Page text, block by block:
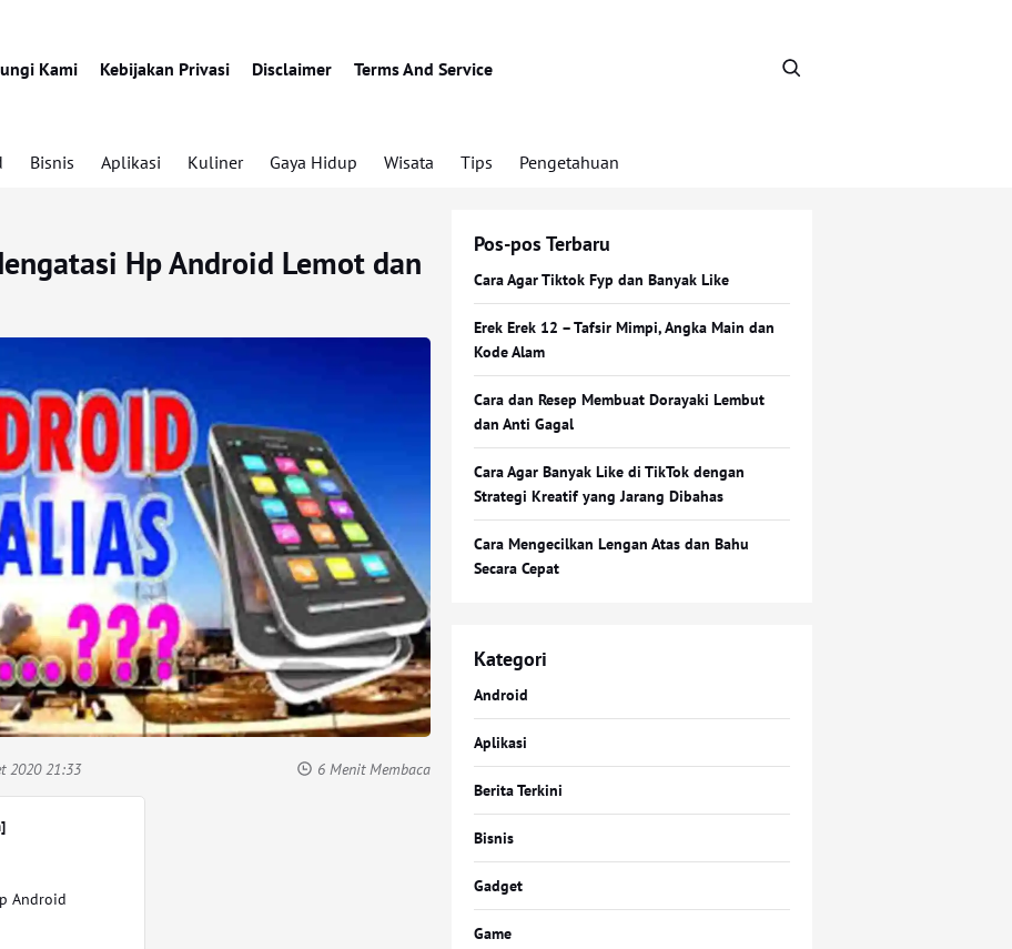
Kami Kebijakan Privasi Disclaimer Terms And Service
Bisnis Aplikasi Kuliner Gaya Hidup Wisata Tips Pengetahuan
Hp Android Lemot dan
2020 21:33 6 Menit Membaca
Android
Pos-pos Terbaru
Cara Agar Tiktok Fyp dan Banyak Like
Erek Erek 12 – Tafsir Mimpi, Angka Main dan
Kode Alam
Cara dan Resep Membuat Dorayaki Lembut
dan Anti Gagal
Cara Agar Banyak Like di TikTok dengan
Strategi Kreatif yang Jarang Dibahas
Cara Mengecilkan Lengan Atas dan Bahu
Secara Cepat
Kategori
Android
Aplikasi
Berita Terkini
Bisnis
Gadget
Game